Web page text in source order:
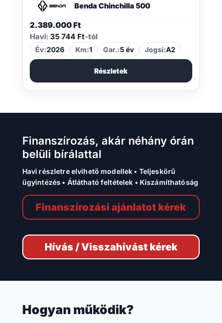
Benda Chinchilla 500
2.389.000Ft
Havi: 35 744 Ft-tól
Év:2026 Km:1 Gar.:5 év Jogsi:A2
Részletek
Finanszírozás, akár néhány órán
belüli bírálattal
Havi részletre elvihető modellek • Teljeskörű
ügyintézés • Átlátható feltételek • Kiszámíthatóság
Finanszírozási ajánlatot kérek
Hívás / Visszahívást kérek
Hogyan működik?